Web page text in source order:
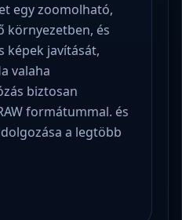
egy zoomolható,
környezetben, és
képek javítását,
valaha
biztosan
formátummal. és
a legtöbb